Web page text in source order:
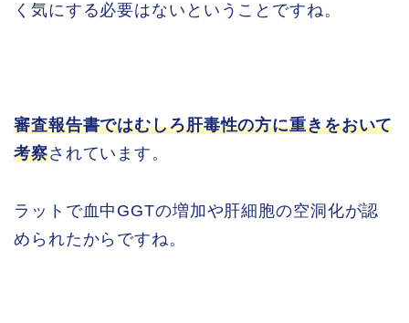
く気にする必要はないということですね。
審査報告書ではむしろ肝毒性の方に重きをおいて
考察されています。
ラットで血中GGTの増加や肝細胞の空洞化が認
められたからですね。